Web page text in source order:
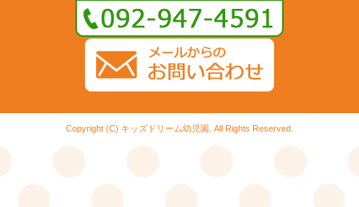
Copyright (C) キッズドリーム幼児園. All Rights Reserved.